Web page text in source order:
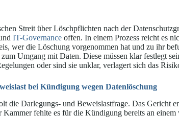
Streit über Löschpflichten nach der
IT-Governance offen. In einem Prozess reicht es
wer die Löschung vorgenommen hat und zu ihr
Umgang mit Daten. Diese müssen klar festlegt
oder sind sie unklar, verlagert sich das
bei Kündigung wegen Datenlöschung
die Darlegungs- und Beweislastfrage. Das Gericht
fehlte es für die Kündigung bereits an